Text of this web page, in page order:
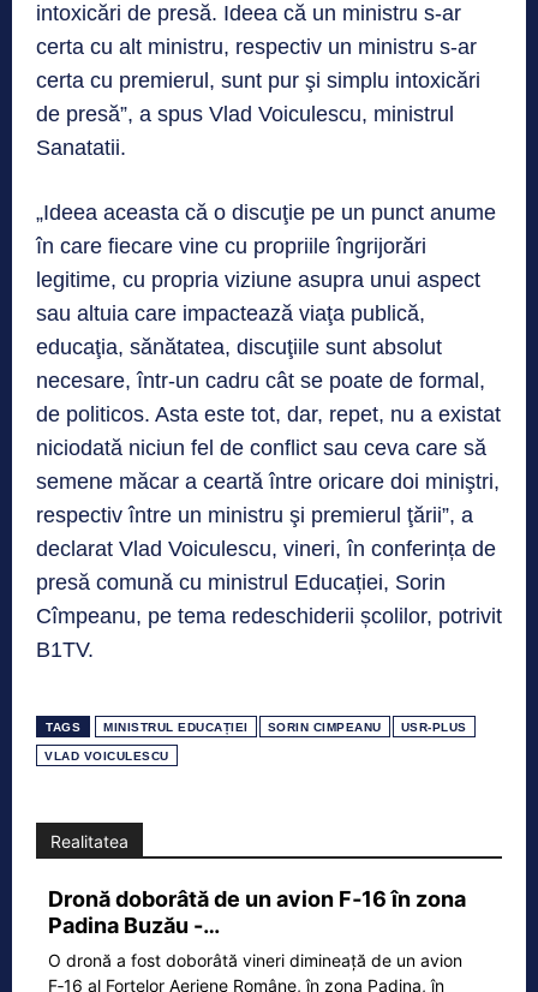
intoxicări de presă. Ideea că un ministru s-ar
certa cu alt ministru, respectiv un ministru s-ar
certa cu premierul, sunt pur şi simplu intoxicări
de presă”, a spus Vlad Voiculescu, ministrul
Sanatatii.
„Ideea aceasta că o discuţie pe un punct anume
în care fiecare vine cu propriile îngrijorări
legitime, cu propria viziune asupra unui aspect
sau altuia care impactează viaţa publică,
educaţia, sănătatea, discuţiile sunt absolut
necesare, într-un cadru cât se poate de formal,
de politicos. Asta este tot, dar, repet, nu a existat
niciodată niciun fel de conflict sau ceva care să
semene măcar a ceartă între oricare doi miniştri,
respectiv între un ministru şi premierul ţării”, a
declarat Vlad Voiculescu, vineri, în conferința de
presă comună cu ministrul Educației, Sorin
Cîmpeanu, pe tema redeschiderii școlilor, potrivit
B1TV.
TAGS MINISTRUL EDUCAȚIEI SORIN CIMPEANU USR-PLUS
VLAD VOICULESCU
Realitatea
Dronă doborâtă de un avion F‑16 în zona
Padina Buzău -…
O dronă a fost doborâtă vineri dimineață de un avion
F‑16 al Forțelor Aeriene Române, în zona Padina, în